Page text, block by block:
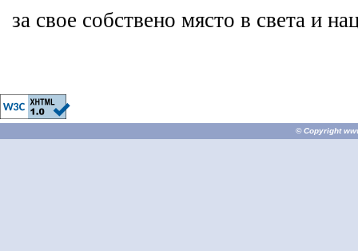
за свое собствено място в света и
© Copyright